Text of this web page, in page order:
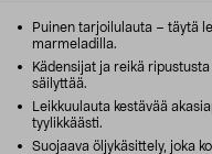
Puinen tarjoilulauta – täytä
marmeladilla.
Kädensijat ja reikä
säilyttää.
Leikkuulauta kestävää
tyylikkäästi.
Suojaava öljykäsittely, joka